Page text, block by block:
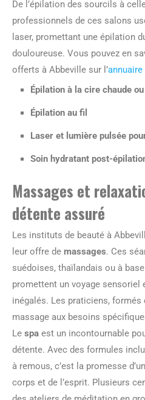
De l’épilation des sourcils à
professionnels de ces salons
laser, promettant une épilation
douloureuse. Vous pouvez en
offerts à Abbeville sur l’annuaire
Épilation à la cire chaude
Épilation au fil
Laser et lumière pulsée
Soin hydratant post-
Massages et
détente assuré
Les instituts de beauté à
leur offre de massages. Ces
suédoises, thaïlandais ou à
promettent un voyage sensoriel
inégalés. Les praticiens,
massage aux besoins
Le spa est un incontournable
détente. Avec des formules
à remous, c’est la promesse
corps et de l’esprit. Plusieurs